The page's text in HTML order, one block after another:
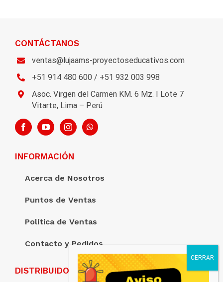
CONTÁCTANOS
ventas@lujaams-proyectoseducativos.com
+51 914 480 600 / +51 932 003 998
Asoc. Virgen del Carmen KM. 6 Mz. I Lote 7
Vitarte, Lima – Perú
INFORMACIÓN
Acerca de Nosotros
Puntos de Ventas
Política de Ventas
Contacto y Pedidos
DISTRIBUIDORA LUJAAM’S